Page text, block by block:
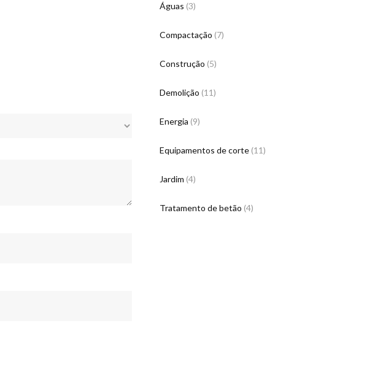
Águas (3)
Compactação (7)
Construção (5)
Demolição (11)
Energia (9)
Equipamentos de corte (11)
Jardim (4)
Tratamento de betão (4)